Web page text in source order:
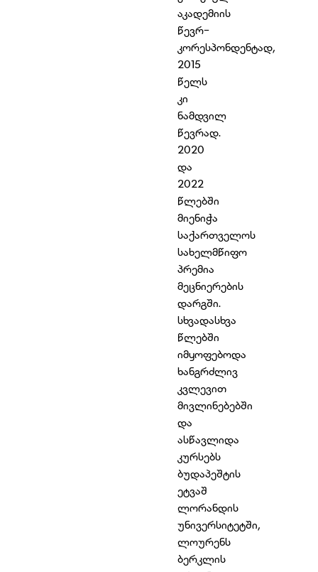
აკადემიის
წევრ-
კორესპონდენტად,
2015
წელს
კი
ნამდვილ
წევრად.
2020
და
2022
წლებში
მიენიჭა
საქართველოს
სახელმწიფო
პრემია
მეცნიერების
დარგში.
სხვადასხვა
წლებში
იმყოფებოდა
ხანგრძლივ
კვლევით
მივლინებებში
და
ასწავლიდა
კურსებს
ბუდაპეშტის
ეტვაშ
ლორანდის
უნივერსიტეტში,
ლოურენს
ბერკლის